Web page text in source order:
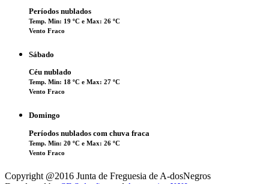
Períodos nublados
Temp. Min: 19 ºC e Max: 26 ºC
Vento Fraco
Sábado
Céu nublado
Temp. Min: 18 ºC e Max: 27 ºC
Vento Fraco
Domingo
Períodos nublados com chuva fraca
Temp. Min: 20 ºC e Max: 26 ºC
Vento Fraco
Copyright @2016 Junta de Freguesia de A-dosNegros